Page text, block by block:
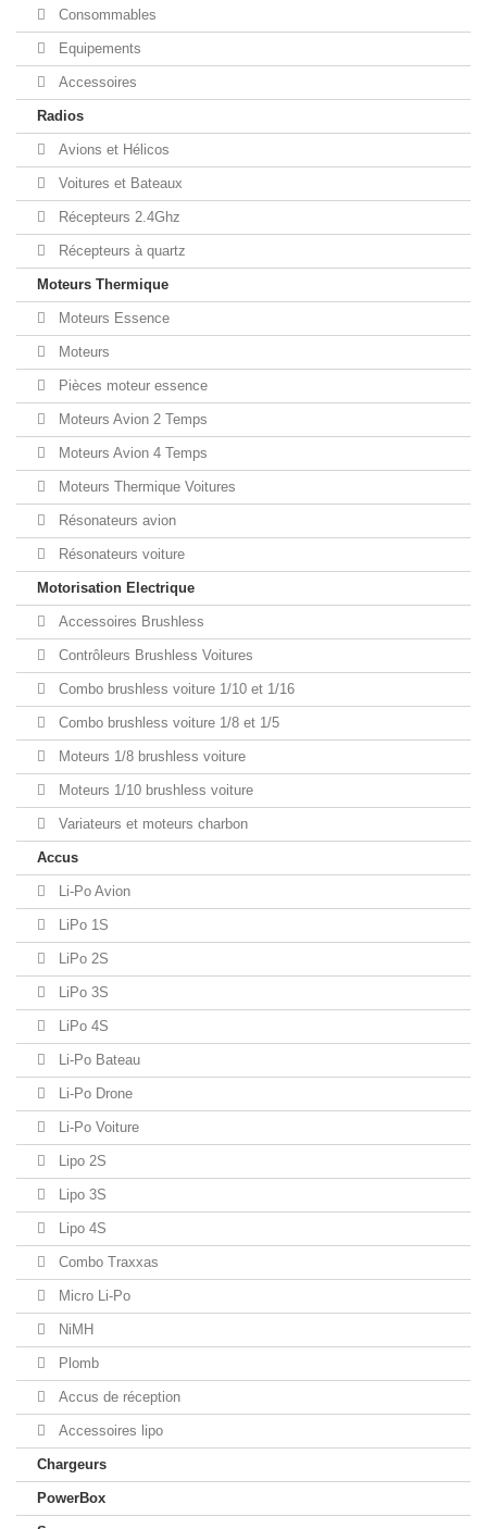
Consommables
Equipements
Accessoires
Radios
Avions et Hélicos
Voitures et Bateaux
Récepteurs 2.4Ghz
Récepteurs à quartz
Moteurs Thermique
Moteurs Essence
Moteurs
Pièces moteur essence
Moteurs Avion 2 Temps
Moteurs Avion 4 Temps
Moteurs Thermique Voitures
Résonateurs avion
Résonateurs voiture
Motorisation Electrique
Accessoires Brushless
Contrôleurs Brushless Voitures
Combo brushless voiture 1/10 et 1/16
Combo brushless voiture 1/8 et 1/5
Moteurs 1/8 brushless voiture
Moteurs 1/10 brushless voiture
Variateurs et moteurs charbon
Accus
Li-Po Avion
LiPo 1S
LiPo 2S
LiPo 3S
LiPo 4S
Li-Po Bateau
Li-Po Drone
Li-Po Voiture
Lipo 2S
Lipo 3S
Lipo 4S
Combo Traxxas
Micro Li-Po
NiMH
Plomb
Accus de réception
Accessoires lipo
Chargeurs
PowerBox